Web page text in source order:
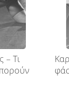
– Tι